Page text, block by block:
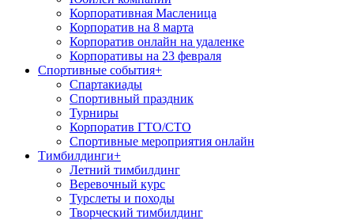
Корпоративная Масленица
Корпоратив на 8 марта
Корпоратив онлайн на удаленке
Корпоративы на 23 февраля
Спортивные события+
Спартакиады
Спортивный праздник
Турниры
Корпоратив ГТО/СТО
Спортивные мероприятия онлайн
Тимбилдинги+
Летний тимбилдинг
Веревочный курс
Турслеты и походы
Творческий тимбилдинг